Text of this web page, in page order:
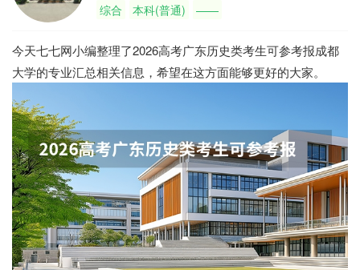
综合
本科(普通) ——
今天七七网小编整理了2026高考广东历史类考生可参考报成都
大学的专业汇总相关信息，希望在这方面能够更好的大家。